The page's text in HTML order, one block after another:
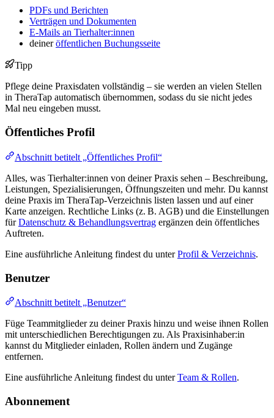
PDFs und Berichten
Verträgen und Dokumenten
E-Mails an Tierhalter:innen
deineröffentlichen Buchungsseite
Tipp
Pflege deine Praxisdaten vollständig – sie werden an vielen Stellen
in TheraTap automatisch übernommen, sodass du sie nicht jedes
Mal neu eingeben musst.
Öffentliches Profil
Abschnitt betitelt „Öffentliches Profil“
Alles, was Tierhalter:innen von deiner Praxis sehen – Beschreibung,
Leistungen, Spezialisierungen, Öffnungszeiten und mehr. Du kannst
deine Praxis im TheraTap-Verzeichnis listen lassen und auf einer
Karte anzeigen. Rechtliche Links (z. B. AGB) und die Einstellungen
fürDatenschutz & Behandlungsvertrag ergänzen dein öffentliches
Auftreten.
Eine ausführliche Anleitung findest du unterProfil & Verzeichnis.
Benutzer
Abschnitt betitelt „Benutzer“
Füge Teammitglieder zu deiner Praxis hinzu und weise ihnen Rollen
mit unterschiedlichen Berechtigungen zu. Als Praxisinhaber:in
kannst du Mitglieder einladen, Rollen ändern und Zugänge
entfernen.
Eine ausführliche Anleitung findest du unterTeam & Rollen.
Abonnement